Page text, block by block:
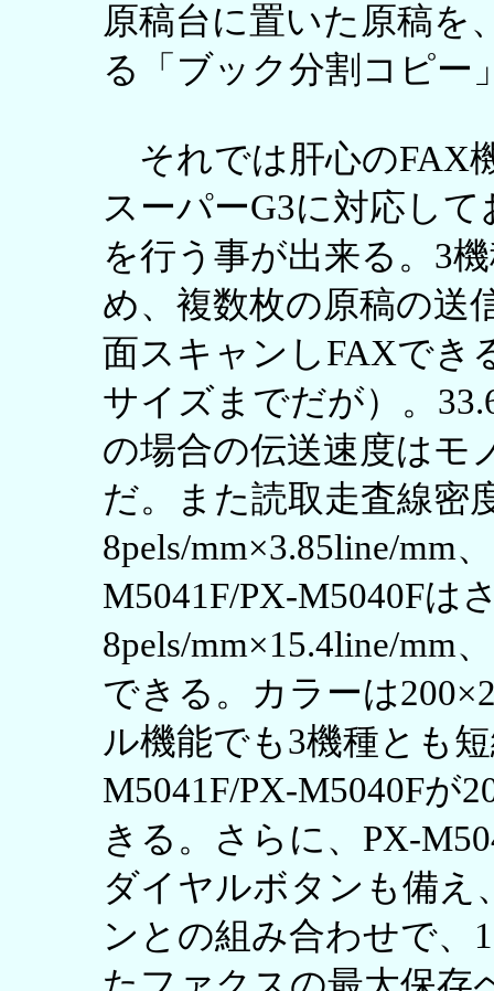
原稿台に置いた原稿を
る「ブック分割コピー
それでは肝心のFAX
スーパーG3に対応し
を行う事が出来る。3
め、複数枚の原稿の送
面スキャンしFAXでき
サイズまでだが）。
の場合の伝送速度はモ
だ。また読取走査線密
8pels/mm×3.85line/mm
M5041F/PX-M5040Fは
8pels/mm×15.4line/mm
できる。カラーは
ル機能でも3機種とも
M5041F/PX-M5040Fが
きる。さらに、PX-
ダイヤルボタンも備え
ンとの組み合わせで、